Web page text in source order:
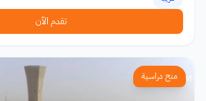
تقدم الآن
منح دراسية